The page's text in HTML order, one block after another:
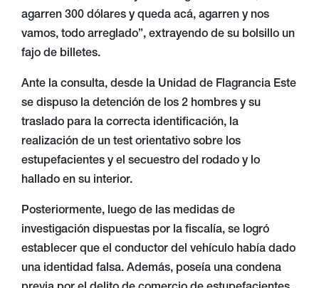
agarren 300 dólares y queda acá, agarren y nos
vamos, todo arreglado”, extrayendo de su bolsillo un
fajo de billetes.
Ante la consulta, desde la Unidad de Flagrancia Este
se dispuso la detención de los 2 hombres y su
traslado para la correcta identificación, la
realización de un test orientativo sobre los
estupefacientes y el secuestro del rodado y lo
hallado en su interior.
Posteriormente, luego de las medidas de
investigación dispuestas por la fiscalía, se logró
establecer que el conductor del vehículo había dado
una identidad falsa. Además, poseía una condena